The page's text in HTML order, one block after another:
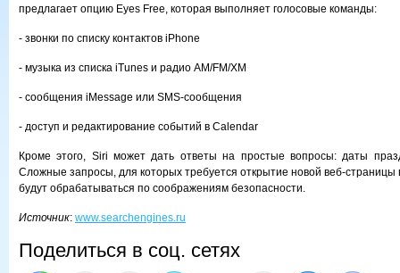
предлагает опцию Eyes Free, которая выполняет голосовые команды:
- звонки по списку контактов iPhone
- музыка из списка iTunes и радио AM/FM/XM
- сообщения iMessage или SMS-сообщения
- доступ и редактирование событий в Calendar
Кроме этого, Siri может дать ответы на простые вопросы: даты
Сложные запросы, для которых требуется открытие новой веб-страницы
будут обрабатываться по соображениям безопасности.
Источник: www.searchengines.ru
Поделиться в соц. сетях